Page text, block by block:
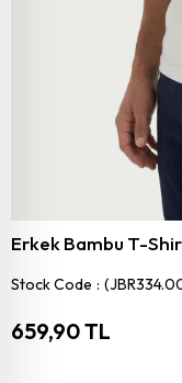
Erkek Bambu T-
Stock Code
659,90 TL